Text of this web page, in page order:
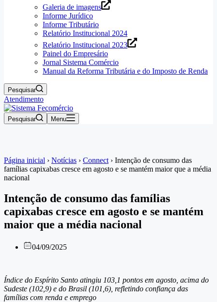
Galeria de imagens
Informe Jurídico
Informe Tributário
Relatório Institucional 2024
Relatório Institucional 2023
Painel do Empresário
Jornal Sistema Comércio
Manual da Reforma Tributária e do Imposto de Renda
Pesquisar
Atendimento
Pesquisar Menu
Página inicial › Notícias › Connect › Intenção de consumo das
famílias capixabas cresce em agosto e se mantém maior que a média
nacional
Intenção de consumo das famílias
capixabas cresce em agosto e se mantém
maior que a média nacional
04/09/2025
Índice do Espírito Santo atingiu 103,1 pontos em agosto, acima do
Sudeste (102,9) e do Brasil (101,6), refletindo confiança das
famílias com renda e emprego